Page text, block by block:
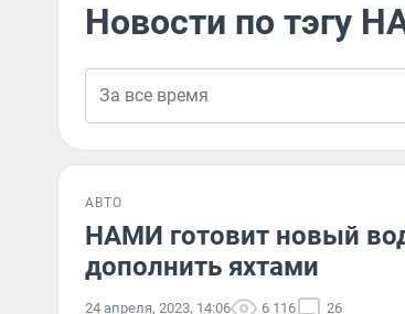
Новости по тэгу
АВТО
НАМИ готовит новый
дополнить яхтами
24 апреля, 2023, 14:06 6 116 26